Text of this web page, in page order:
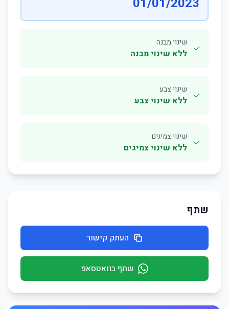
✓
שינוי מבנה
ללא שינוי מבנה
✓
שינוי צבע
ללא שינוי צבע
✓
שינוי צמיגים
ללא שינוי צמיגים
שתף
העתק קישור
שתף בוואטסאפ